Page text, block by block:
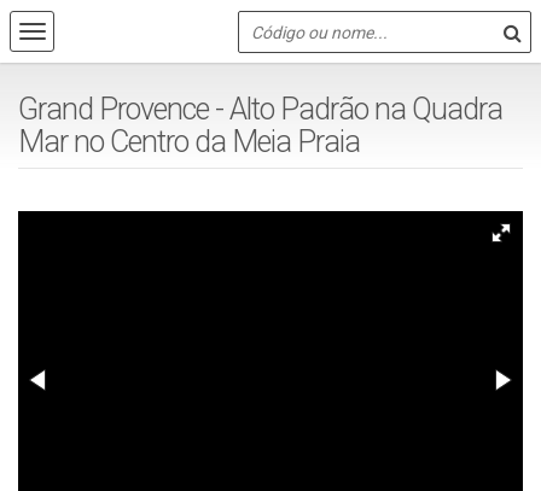
Grand Provence - Alto Padrão na Quadra
Mar no Centro da Meia Praia